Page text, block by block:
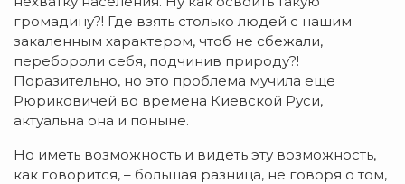
громадину?! Где взять столько людей с нашим
закаленным характером, чтоб не сбежали,
перебороли себя, подчинив природу?!
Поразительно, но это проблема мучила еще
Рюриковичей во времена Киевской Руси,
актуальна она и поныне.
Но иметь возможность и видеть эту возможность,
как говорится, – большая разница, не говоря о том,